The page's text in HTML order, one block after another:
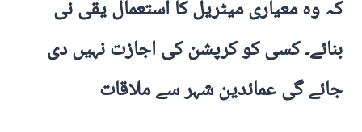
کہ وہ معیاری میٹریل کا استعمال یقی نی
بنائے۔ کسی کو کرپشن کی اجازت نہیں دی
جائے گی عمائدین شہر سے ملاقات